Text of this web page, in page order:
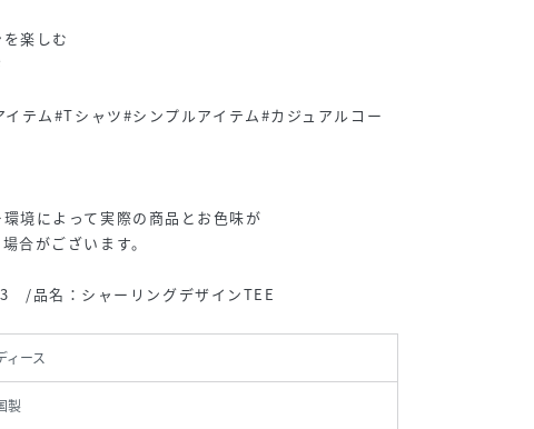
楽しむ
テム#Tシャツ#シンプルアイテム#カジュアルコー
境によって実際の商品とお色味が
合がございます。
/品名：シャーリングデザインTEE
ィース
製